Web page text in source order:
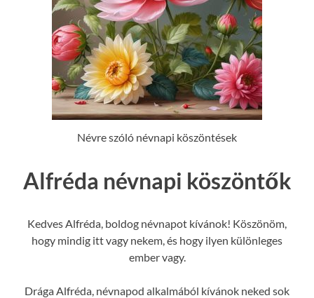
Névre szóló névnapi köszöntések
Alfréda névnapi köszöntők
Kedves Alfréda, boldog névnapot kívánok! Köszönöm,
hogy mindig itt vagy nekem, és hogy ilyen különleges
ember vagy.
Drága Alfréda, névnapod alkalmából kívánok neked sok